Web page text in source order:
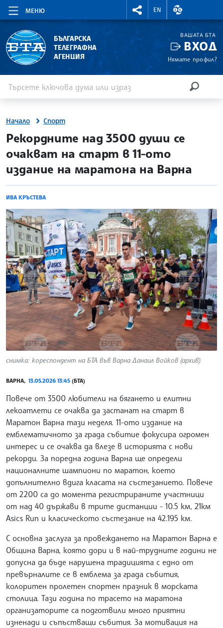
МЕНЮ
RIGHTMENU.SOCIAL
EN
ВАЛУТНИ
БЪЛГАРСКА
ТЕЛЕГРАФНА
АГЕНЦИЯ
ВАШАТА БТА
ВХОД
Нямате профил?
Начало Спорт
site.bta
Рекордните над 3500 души се
очакват на старт в 11-ото
издание на маратона на Варна
ИВА КРЪСТЕВА
снимка: кореспондент на БТА във Варна Данаил Войков (архив)
ВАРНА, 13.05.2026 13:45 (БТА)
Повече от 3500 любители на бягането и елитни
лекоатлети се очаква да застанат на старт в
Маратон Варна тази неделя. 11-ото издание на
емблематичното за града събитие фокусира огромен
интерес и се очаква да влезе в историята с нови
рекорди. За поредна година Варна ще определи
националните шампиони по маратон, което
допълнително вдига класата на състезанието. Повече
от 2200 са до момента регистрираните участници
от над 40 държави в трите дистанции - 10.5 км, 21км
Asics Run и класическото състезание на 42.195 км.
С основна заслуга за провеждането на Маратон Варна е
Община Варна, която дори и в най-трудните години не
допусна да бъде нарушена традицията с едно от
превърналите се в емблема за града събития,
колоритен пролетен спортен празник в морската
столица. Тази година по трасето на маратона
организаторите са подготвили много приятни
изненади и съпъстващи събития. За мотивация на